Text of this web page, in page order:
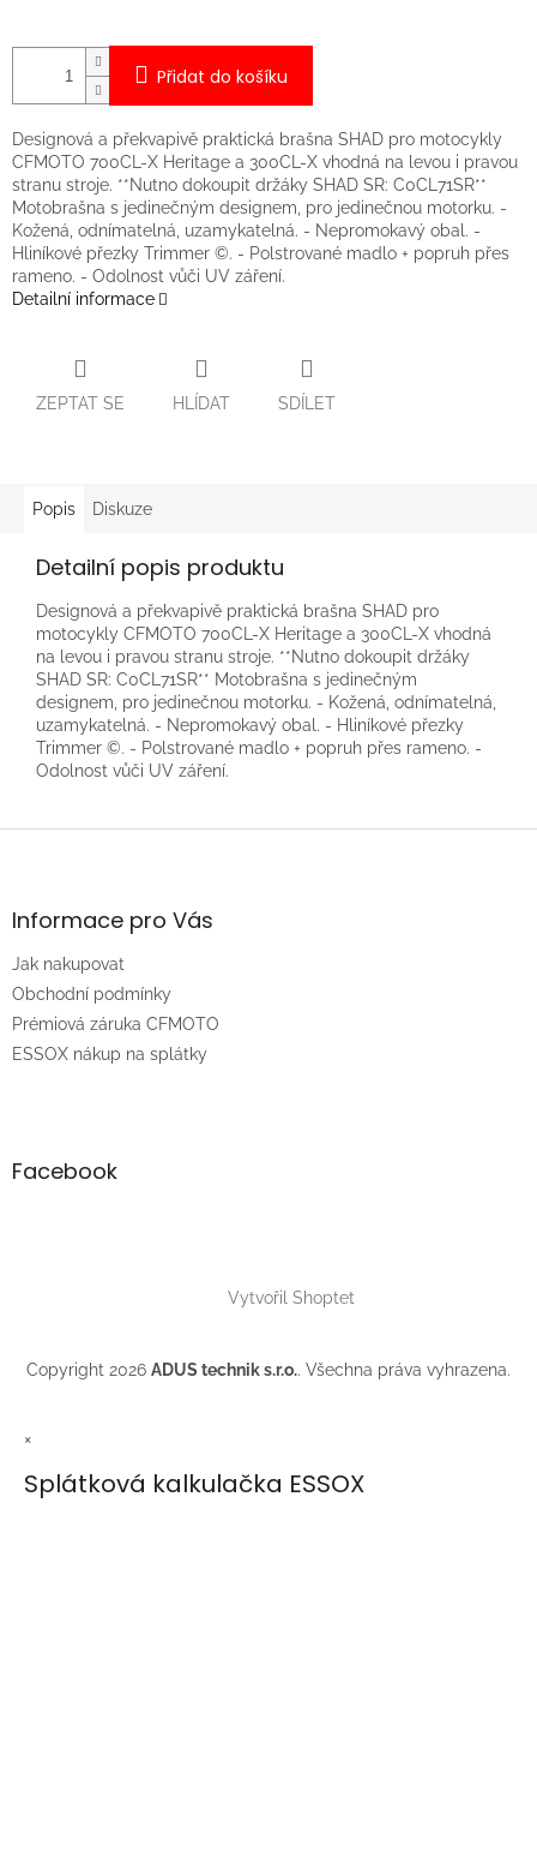
Přidat do košíku
Designová a překvapivě praktická brašna SHAD pro motocykly
CFMOTO 700CL-X Heritage a 300CL-X vhodná na levou i pravou
stranu stroje. **Nutno dokoupit držáky SHAD SR: C0CL71SR**
Motobrašna s jedinečným designem, pro jedinečnou motorku. -
Kožená, odnímatelná, uzamykatelná. - Nepromokavý obal. -
Hliníkové přezky Trimmer ©. - Polstrované madlo + popruh přes
rameno. - Odolnost vůči UV záření.
Detailní informace
ZEPTAT SE HLÍDAT SDÍLET
Popis Diskuze
Detailní popis produktu
Designová a překvapivě praktická brašna SHAD pro
motocykly CFMOTO 700CL-X Heritage a 300CL-X vhodná
na levou i pravou stranu stroje. **Nutno dokoupit držáky
SHAD SR: C0CL71SR** Motobrašna s jedinečným
designem, pro jedinečnou motorku. - Kožená, odnímatelná,
uzamykatelná. - Nepromokavý obal. - Hliníkové přezky
Trimmer ©. - Polstrované madlo + popruh přes rameno. -
Odolnost vůči UV záření.
Z
aInformace pro Vás
Jak nakupovat
Obchodní podmínky
Prémiová záruka CFMOTO
ESSOX nákup na splátky
Facebook
Vytvořil Shoptet
Copyright 2026 ADUS technik s.r.o.. Všechna práva vyhrazena.
×
Splátková kalkulačka ESSOX